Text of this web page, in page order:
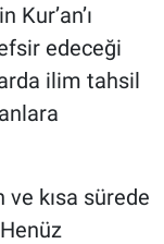
edeceği
ilim tahsil
kısa sürede